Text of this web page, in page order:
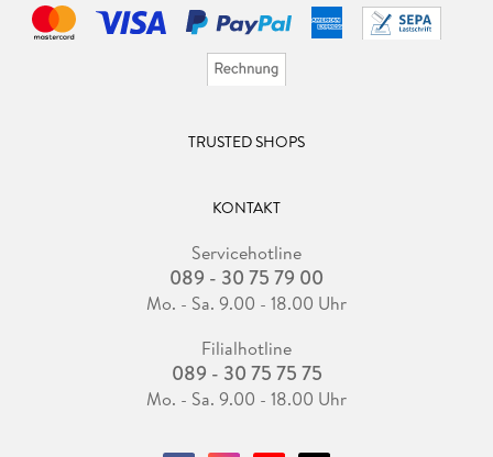
TRUSTED SHOPS
KONTAKT
Servicehotline
089 - 30 75 79 00
Mo. - Sa. 9.00 - 18.00 Uhr
Filialhotline
089 - 30 75 75 75
Mo. - Sa. 9.00 - 18.00 Uhr